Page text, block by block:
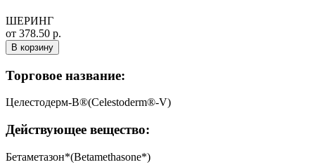
ШЕРИНГ
от 378.50 р.
В корзину
Торговое название:
Целестодерм-В®(Celestoderm®-V)
Действующее вещество:
Бетаметазон*(Betamethasone*)